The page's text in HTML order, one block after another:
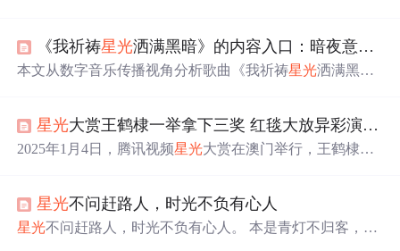
《我祈祷星光洒满黑暗》的内容入口：暗夜意象如何被记住
本文从数字音乐传播视角分析歌曲《我祈祷星光洒满黑
景，构建‘标题识别—场景关联—情绪驱动—试听决策’的
完整用户路径。强调旋律气质与情绪节奏匹配对低电量恢
星光大赏王鹤棣一举拿下三奖 红毯大放异彩演员之路熠熠生辉
2025年1月4日，腾讯视频星光大赏在澳门举行，王鹤棣斩
主演的《大奉打更人》也因他持续火爆，未来他将继续在
演艺道路前行。
星光不问赶路人，时光不负有心人
星光不问赶路人，时光不负有心人。 本是青灯不归客，却